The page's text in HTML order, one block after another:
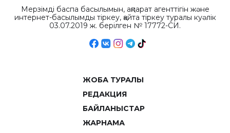
Мерзімді баспа басылымын, ақпарат агенттігін және
интернет-басылымды тіркеу, қайта тіркеу туралы куәлік
03.07.2019 ж. берілген № 17772-СИ.
ЖОБА ТУРАЛЫ
РЕДАКЦИЯ
БАЙЛАНЫСТАР
ЖАРНАМА